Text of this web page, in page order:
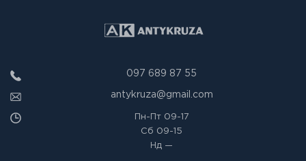
097 689 87 55
antykruza@gmail.com
Пн-Пт09-17
Сб 09-15
Нд —